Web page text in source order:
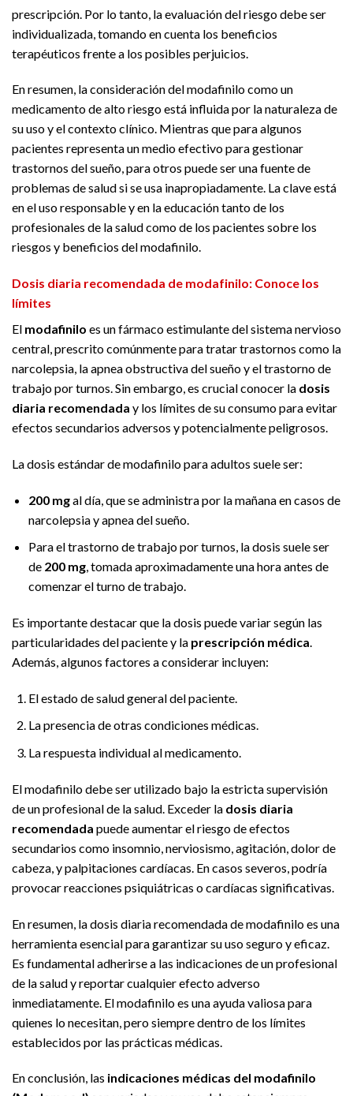
prescripción. Por lo tanto, la evaluación del riesgo debe ser
individualizada, tomando en cuenta los beneficios
terapéuticos frente a los posibles perjuicios.
En resumen, la consideración del modafinilo como un
medicamento de alto riesgo está influida por la naturaleza de
su uso y el contexto clínico. Mientras que para algunos
pacientes representa un medio efectivo para gestionar
trastornos del sueño, para otros puede ser una fuente de
problemas de salud si se usa inapropiadamente. La clave está
en el uso responsable y en la educación tanto de los
profesionales de la salud como de los pacientes sobre los
riesgos y beneficios del modafinilo.
Dosis diaria recomendada de modafinilo: Conoce los
límites
El modafinilo es un fármaco estimulante del sistema nervioso
central, prescrito comúnmente para tratar trastornos como la
narcolepsia, la apnea obstructiva del sueño y el trastorno de
trabajo por turnos. Sin embargo, es crucial conocer la dosis
diaria recomendada y los límites de su consumo para evitar
efectos secundarios adversos y potencialmente peligrosos.
La dosis estándar de modafinilo para adultos suele ser:
200 mgal día, que se administra por la mañana en casos de
narcolepsia y apnea del sueño.
Para el trastorno de trabajo por turnos, la dosis suele ser
de 200 mg, tomada aproximadamente una hora antes de
comenzar el turno de trabajo.
Es importante destacar que la dosis puede variar según las
particularidades del paciente y la prescripción médica.
Además, algunos factores a considerar incluyen:
El estado de salud general del paciente.
La presencia de otras condiciones médicas.
La respuesta individual al medicamento.
El modafinilo debe ser utilizado bajo la estricta supervisión
de un profesional de la salud. Exceder la dosis diaria
recomendada puede aumentar el riesgo de efectos
secundarios como insomnio, nerviosismo, agitación, dolor de
cabeza, y palpitaciones cardíacas. En casos severos, podría
provocar reacciones psiquiátricas o cardíacas significativas.
En resumen, la dosis diaria recomendada de modafinilo es una
herramienta esencial para garantizar su uso seguro y eficaz.
Es fundamental adherirse a las indicaciones de un profesional
de la salud y reportar cualquier efecto adverso
inmediatamente. El modafinilo es una ayuda valiosa para
quienes lo necesitan, pero siempre dentro de los límites
establecidos por las prácticas médicas.
En conclusión, las indicaciones médicas del modafinilo